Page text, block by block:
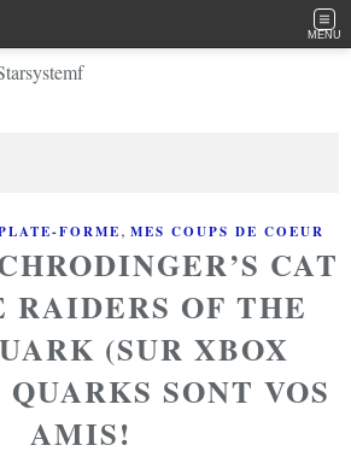
MENU
FORME, MES COUPS DE COEUR
CAT
RAIDERS OF THE
(SUR XBOX
SONT VOS
AMIS!